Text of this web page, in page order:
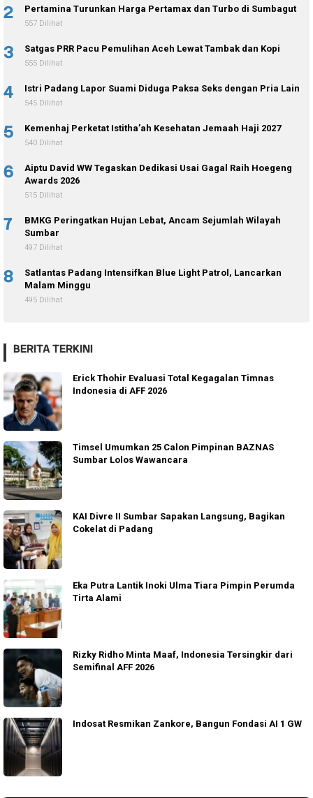
2 Pertamina Turunkan Harga Pertamax dan Turbo di Sumbagut
557 Dilihat
3 Satgas PRR Pacu Pemulihan Aceh Lewat Tambak dan Kopi
555 Dilihat
4 Istri Padang Lapor Suami Diduga Paksa Seks dengan Pria Lain
545 Dilihat
5 Kemenhaj Perketat Istitha’ah Kesehatan Jemaah Haji 2027
540 Dilihat
6
Aiptu David WW Tegaskan Dedikasi Usai Gagal Raih Hoegeng
Awards 2026
515 Dilihat
7
BMKG Peringatkan Hujan Lebat, Ancam Sejumlah Wilayah
Sumbar
497 Dilihat
8
Satlantas Padang Intensifkan Blue Light Patrol, Lancarkan
Malam Minggu
495 Dilihat
BERITA TERKINI
Erick Thohir Evaluasi Total Kegagalan Timnas
Indonesia di AFF 2026
Timsel Umumkan 25 Calon Pimpinan BAZNAS
Sumbar Lolos Wawancara
KAI Divre II Sumbar Sapakan Langsung, Bagikan
Cokelat di Padang
Eka Putra Lantik Inoki Ulma Tiara Pimpin Perumda
Tirta Alami
Rizky Ridho Minta Maaf, Indonesia Tersingkir dari
Semifinal AFF 2026
Indosat Resmikan Zankore, Bangun Fondasi AI 1 GW